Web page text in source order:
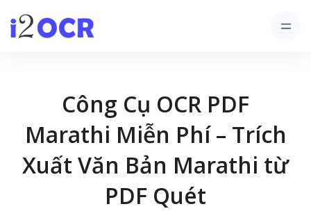
Công Cụ OCR PDF
Marathi Miễn Phí – Trích
Xuất Văn Bản Marathi từ
PDF Quét